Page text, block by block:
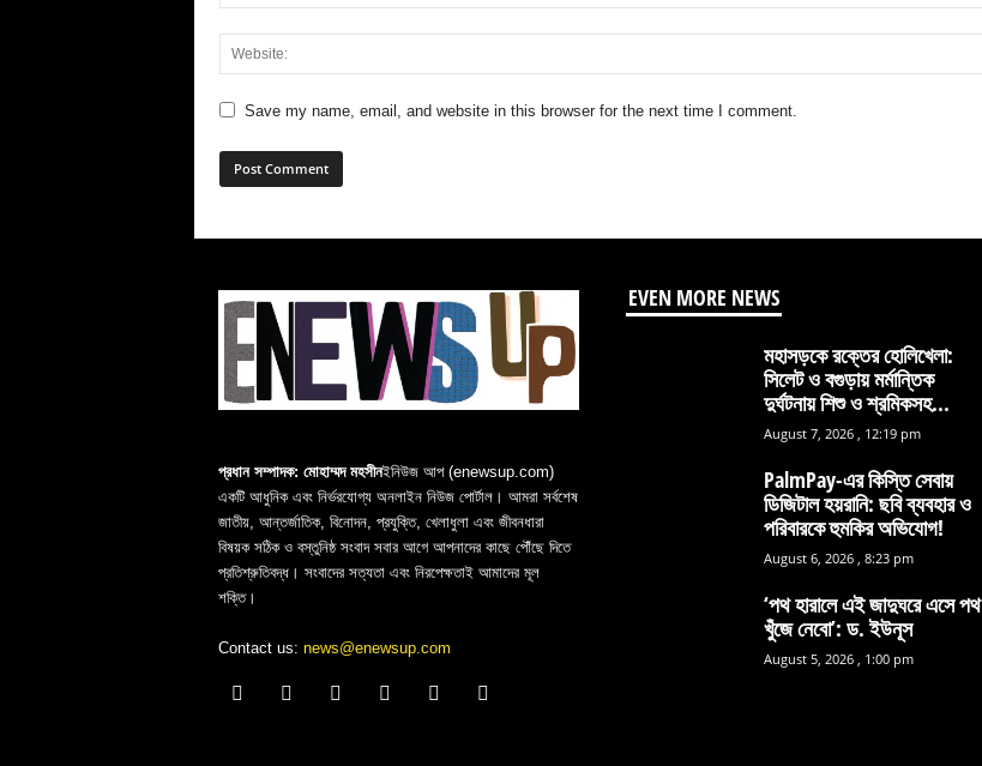
Save my name, email, and website in this browser for the next time I comment.
প্রধান সম্পাদক: মোহাম্মদ মহসীনইনিউজ আপ (enewsup.com)
একটি আধুনিক এবং নির্ভরযোগ্য অনলাইন নিউজ পোর্টাল। আমরা সর্বশেষ
জাতীয়, আন্তর্জাতিক, বিনোদন, প্রযুক্তি, খেলাধুলা এবং জীবনধারা
বিষয়ক সঠিক ও বস্তুনিষ্ঠ সংবাদ সবার আগে আপনাদের কাছে পৌঁছে দিতে
প্রতিশ্রুতিবদ্ধ। সংবাদের সত্যতা এবং নিরপেক্ষতাই আমাদের মূল
শক্তি।
Contact us: news@enewsup.com
EVEN MORE NEWS
মহাসড়কে রক্তের হোলিখেলা:
সিলেট ও বগুড়ায় মর্মান্তিক
দুর্ঘটনায় শিশু ও শ্রমিকসহ...
August 7, 2026 , 12:19 pm
PalmPay-এর কিস্তি সেবায়
ডিজিটাল হয়রানি: ছবি ব্যবহার ও
পরিবারকে হুমকির অভিযোগ!
August 6, 2026 , 8:23 pm
‘পথ হারালে এই জাদুঘরে এসে পথ
খুঁজে নেবো’: ড. ইউনূস
August 5, 2026 , 1:00 pm